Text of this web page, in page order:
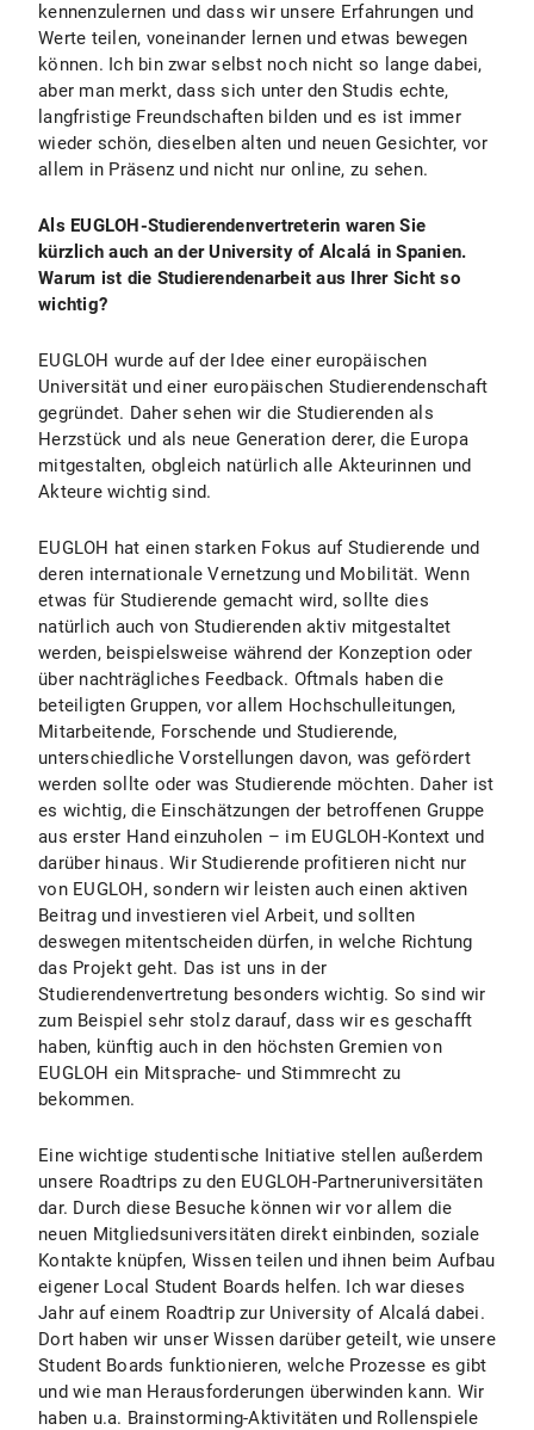
kennenzulernen und dass wir unsere Erfahrungen und
Werte teilen, voneinander lernen und etwas bewegen
können. Ich bin zwar selbst noch nicht so lange dabei,
aber man merkt, dass sich unter den Studis echte,
langfristige Freundschaften bilden und es ist immer
wieder schön, dieselben alten und neuen Gesichter, vor
allem in Präsenz und nicht nur online, zu sehen.
Als EUGLOH-Studierendenvertreterin waren Sie
kürzlich auch an der University of Alcalá in Spanien.
Warum ist die Studierendenarbeit aus Ihrer Sicht so
wichtig?
EUGLOH wurde auf der Idee einer europäischen
Universität und einer europäischen Studierendenschaft
gegründet. Daher sehen wir die Studierenden als
Herzstück und als neue Generation derer, die Europa
mitgestalten, obgleich natürlich alle Akteurinnen und
Akteure wichtig sind.
EUGLOH hat einen starken Fokus auf Studierende und
deren internationale Vernetzung und Mobilität. Wenn
etwas für Studierende gemacht wird, sollte dies
natürlich auch von Studierenden aktiv mitgestaltet
werden, beispielsweise während der Konzeption oder
über nachträgliches Feedback. Oftmals haben die
beteiligten Gruppen, vor allem Hochschulleitungen,
Mitarbeitende, Forschende und Studierende,
unterschiedliche Vorstellungen davon, was gefördert
werden sollte oder was Studierende möchten. Daher ist
es wichtig, die Einschätzungen der betroffenen Gruppe
aus erster Hand einzuholen – im EUGLOH-Kontext und
darüber hinaus. Wir Studierende profitieren nicht nur
von EUGLOH, sondern wir leisten auch einen aktiven
Beitrag und investieren viel Arbeit, und sollten
deswegen mitentscheiden dürfen, in welche Richtung
das Projekt geht. Das ist uns in der
Studierendenvertretung besonders wichtig. So sind wir
zum Beispiel sehr stolz darauf, dass wir es geschafft
haben, künftig auch in den höchsten Gremien von
EUGLOH ein Mitsprache- und Stimmrecht zu
bekommen.
Eine wichtige studentische Initiative stellen außerdem
unsere Roadtrips zu den EUGLOH-Partneruniversitäten
dar. Durch diese Besuche können wir vor allem die
neuen Mitgliedsuniversitäten direkt einbinden, soziale
Kontakte knüpfen, Wissen teilen und ihnen beim Aufbau
eigener Local Student Boards helfen. Ich war dieses
Jahr auf einem Roadtrip zur University of Alcalá dabei.
Dort haben wir unser Wissen darüber geteilt, wie unsere
Student Boards funktionieren, welche Prozesse es gibt
und wie man Herausforderungen überwinden kann. Wir
haben u.a. Brainstorming-Aktivitäten und Rollenspiele